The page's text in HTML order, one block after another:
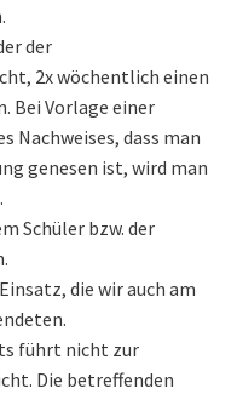
der
2x wöchentlich einen
Bei Vorlage einer
Nachweises, dass man
genesen ist, wird man
Schüler bzw. der
die wir auch am
führt nicht zur
Die betreffenden